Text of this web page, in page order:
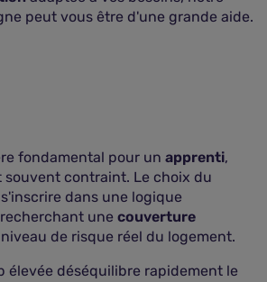
peut vous être d'une grande aide.
fondamental pour un apprenti,
souvent contraint. Le choix du
dans une logique
une couverture
de risque réel du logement.
élevée déséquilibre rapidement le